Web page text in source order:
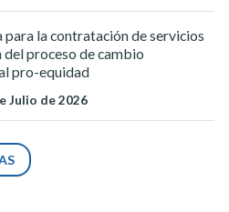
la contratación de servicios
del proceso de cambio
pro-equidad
Julio de 2026